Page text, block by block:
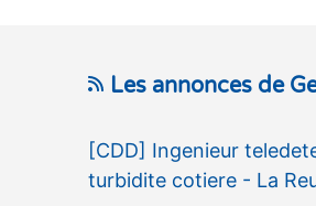
Les annonces de
[CDD] Ingenieur
turbidite cotiere - La